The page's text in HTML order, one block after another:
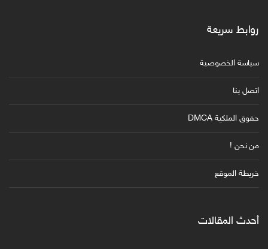
روابط سريعة
سياسة الخصوصية
اتصل بنا
حقوق الملكية DMCA
من نحن !
خريطة الموقع
أحدث المقالات